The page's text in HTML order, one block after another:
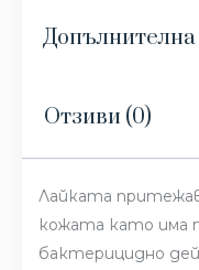
Отзиви (0)
Лайката
кожата като има
бактерицидно